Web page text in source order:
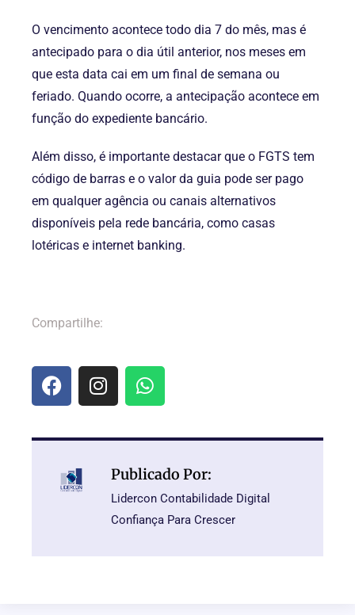
O vencimento acontece todo dia 7 do mês, mas é
antecipado para o dia útil anterior, nos meses em
que esta data cai em um final de semana ou
feriado. Quando ocorre, a antecipação acontece em
função do expediente bancário.
Além disso, é importante destacar que o FGTS tem
código de barras e o valor da guia pode ser pago
em qualquer agência ou canais alternativos
disponíveis pela rede bancária, como casas
lotéricas e internet banking.
Compartilhe:
Publicado Por:
Lidercon Contabilidade Digital
Confiança Para Crescer